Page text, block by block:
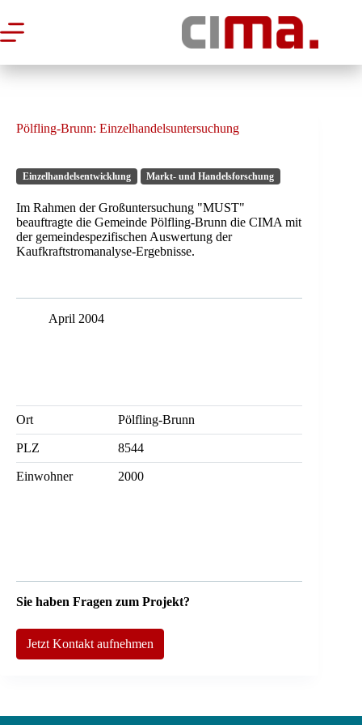
Inhalt
springen
Pölfling-Brunn: Einzelhandelsuntersuchung
Einzelhandelsentwicklung Markt- und Handelsforschung
Im Rahmen der Großuntersuchung "MUST"
beauftragte die Gemeinde Pölfling-Brunn die CIMA mit
der gemeindespezifischen Auswertung der
Kaufkraftstromanalyse-Ergebnisse.
April 2004
Ort Pölfling-Brunn
PLZ 8544
Einwohner 2000
Sie haben Fragen zum Projekt?
Jetzt Kontakt aufnehmen